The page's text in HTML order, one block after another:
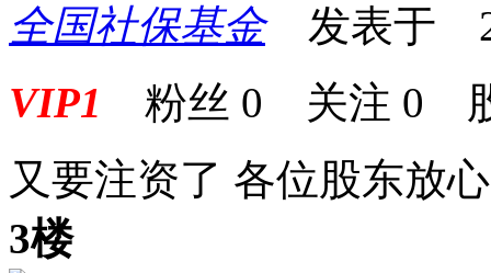
全国社保基金发表于
VIP1 粉丝 0 关注 0
又要注资了 各位股东放
3楼